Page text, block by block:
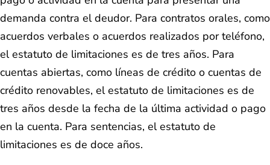
demanda contra el deudor. Para contratos orales, como
acuerdos verbales o acuerdos realizados por teléfono,
el estatuto de limitaciones es de tres años. Para
cuentas abiertas, como líneas de crédito o cuentas de
crédito renovables, el estatuto de limitaciones es de
tres años desde la fecha de la última actividad o pago
en la cuenta. Para sentencias, el estatuto de
limitaciones es de doce años.